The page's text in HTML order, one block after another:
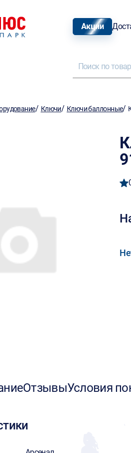
Акции
/ Ключи/ Ключи баллонные/
ОтзывыУсловия